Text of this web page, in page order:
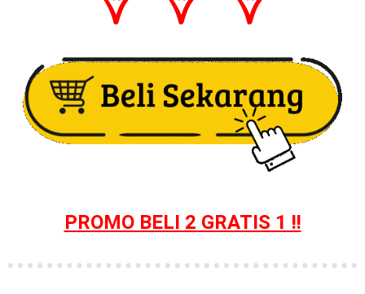
PROMO BELI 2 GRATIS 1 !!